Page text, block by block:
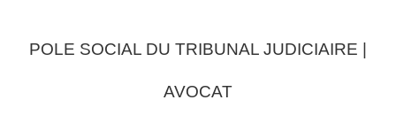
POLE SOCIAL DU TRIBUNAL JUDICIAIRE |
AVOCAT